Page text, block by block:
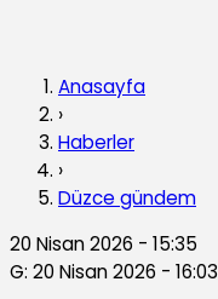
Anasayfa
›
Haberler
›
Düzce gündem
20 Nisan 2026 - 15:35
G: 20 Nisan 2026 - 16:03